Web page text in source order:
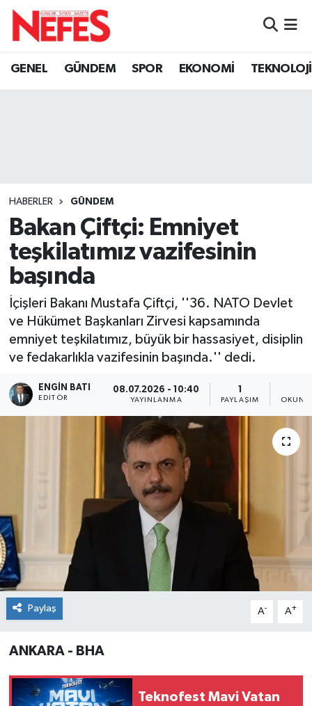
GENEL GÜNDEM SPOR EKONOMİ TEKNOLOJİ
HABERLER GÜNDEM
Bakan Çiftçi: Emniyet
teşkilatımız vazifesinin
başında
İçişleri Bakanı Mustafa Çiftçi, ''36. NATO Devlet
ve Hükümet Başkanları Zirvesi kapsamında
emniyet teşkilatımız, büyük bir hassasiyet, disiplin
ve fedakarlıkla vazifesinin başında.'' dedi.
ENGIN BATI
EDITÖR
08.07.2026 - 10:40
YAYINLANMA
1
PAYLAŞIM
Paylaş A- A+
ANKARA - BHA
Teknofest Mavi Vatan
Hava Durumu
Süper Lig Puan Durumu ve Fikstür
Tüm Manşetler
Son Dakika Haberleri
Haber Arşivi